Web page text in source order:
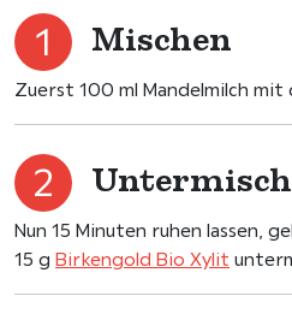
Mischen
Zuerst 100 ml Mandelmilch mit
Nun 15 Minuten ruhen lassen,
15 g Birkengold Bio Xylit